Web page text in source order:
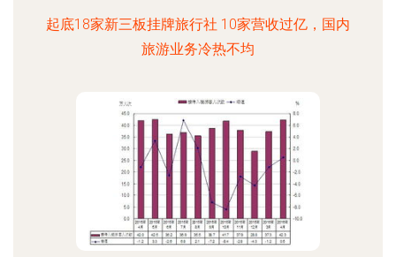
起底18家新三板挂牌旅行社 10家营收过亿，国内
旅游业务冷热不均